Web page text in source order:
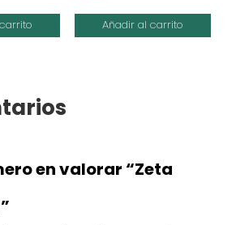
Añadir al carrito
en valorar “Zeta